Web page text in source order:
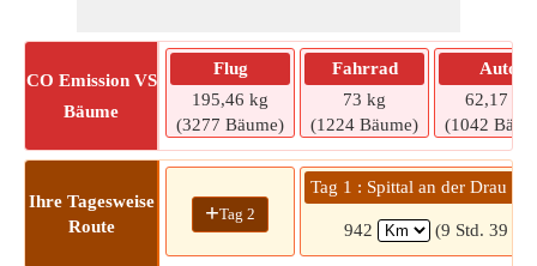
CO Emission VS
Bäume
Flug
195,46 kg
(3277 Bäume)
Fahrrad
73 kg
(1224 Bäume)
Auto
62,17 kg
(1042
Ihre Tagesweise
Route
+Tag 2
Tag 1 : Spittal an der Drau »
942 (9 Std. 39